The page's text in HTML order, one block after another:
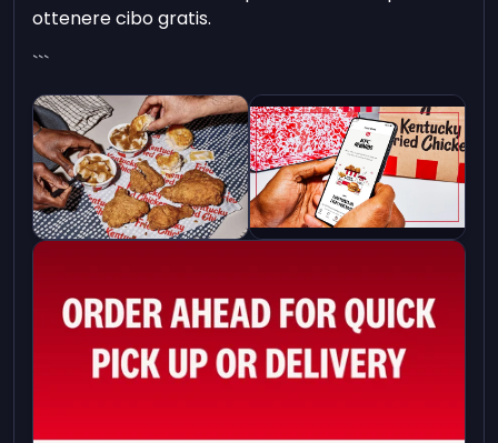
ottenere cibo gratis.
```